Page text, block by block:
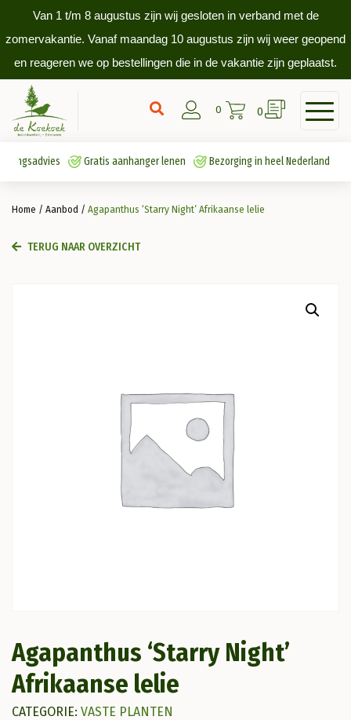
Van 1 t/m 8 augustus zijn wij gesloten in verband met de
zomervakantie. Vanaf maandag 10 augustus zijn wij weer geopend
en reageren we op bestellingen die in de vakantie zijn geplaatst.
0
0
Gratis aanhanger lenen Bezorging in heel Nederland
Home / Aanbod / Agapanthus ‘Starry Night’ Afrikaanse lelie
TERUG NAAR OVERZICHT
Agapanthus ‘Starry Night’
Afrikaanse lelie
CATEGORIE: VASTE PLANTEN